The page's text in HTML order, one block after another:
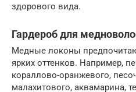
здорового вида.
Гардероб для
Медные локоны
ярких оттенков. Например,
кораллово-оранжевого,
малахитового, аквамарина,